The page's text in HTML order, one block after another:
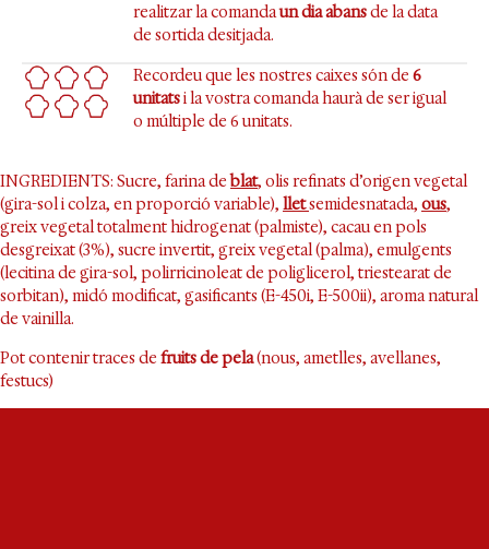
realitzar la comandaun dia abansde la data
de sortida desitjada.
Recordeu que les nostres caixes són de 6
unitatsi la vostra comanda haurà de ser igual
o múltiple de 6 unitats.
INGREDIENTS: Sucre, farina de blat, olis refinats d’origen vegetal
(gira-sol i colza, en proporció variable), lletsemidesnatada, ous,
greix vegetal totalment hidrogenat (palmiste), cacau en pols
desgreixat (3%), sucre invertit, greix vegetal (palma), emulgents
(lecitina de gira-sol, polirricinoleat de poliglicerol, triestearat de
sorbitan), midó modificat, gasificants (E-450i, E-500ii), aroma natural
de vainilla.
Pot contenir traces de fruits de pela(nous, ametlles, avellanes,
festucs)